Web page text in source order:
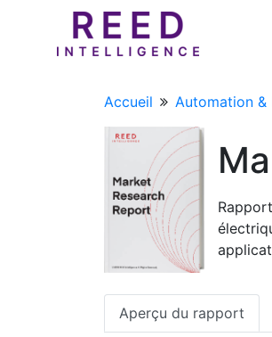
Accueil Automation &
Aperçu du rapport